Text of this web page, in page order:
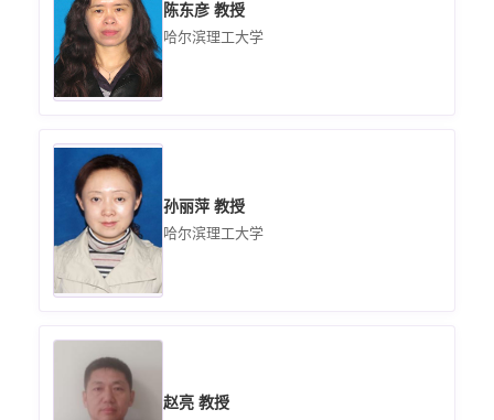
陈东彦 教授
哈尔滨理工大学
孙丽萍 教授
哈尔滨理工大学
赵亮 教授